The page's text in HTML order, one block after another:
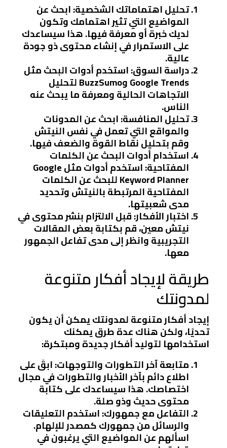
تحليل اهتماماتك الشخصية: ابحث عن
المواضيع التي تثير اهتمامك وتكون
لديك خبرة أو معرفة فيها. هذا سيساعدك
على الاستمرار في إنشاء محتوى ذو جودة
عالية.
دراسة السوق: استخدم أدوات البحث مثل
Google Trends وBuzzSumo لتحليل
الاتجاهات الحالية ومعرفة ما يبحث عنه
الناس.
تحليل المنافسة: ابحث عن المدونات
والمواقع التي تعمل في نفس النيتش
وقم بتحليل نقاط القوة والضعف فيها.
استخدام أدوات البحث عن الكلمات
المفتاحية : استخدم أدوات مثل Google
Keyword Planner للبحث عن الكلمات
المفتاحية المرتبطة بالنيتش وتحديد
مدى شعبيتها.
اختبار الأفكار: قبل الالتزام بنشر محتوى في
نيتش معين، قم بكتابة بعض المقالات
التجريبية وانظر إلى مدى تفاعل الجمهور
معها.
طريقة لإيجاد أفكار متنوعة
لمدونتك
إيجاد أفكار متنوعة لمدونتك يمكن أن يكون
تحديًا، ولكن هناك عدة طرق يمكنك
استخدامها لتوليد أفكار جديدة ومبتكرة:
متابعة آخر التطورات والتوجهات: ابقَ على
اطلاع دائم بآخر الأخبار والتطورات في مجال
اختصاصك. هذا سيساعدك على كتابة
محتوى حديث وذو صلة.
التفاعل مع جمهورك: استخدم التعليقات
والرسائل من جمهورك كمصدر للإلهام.
اسألهم عن المواضيع التي يرغبون في